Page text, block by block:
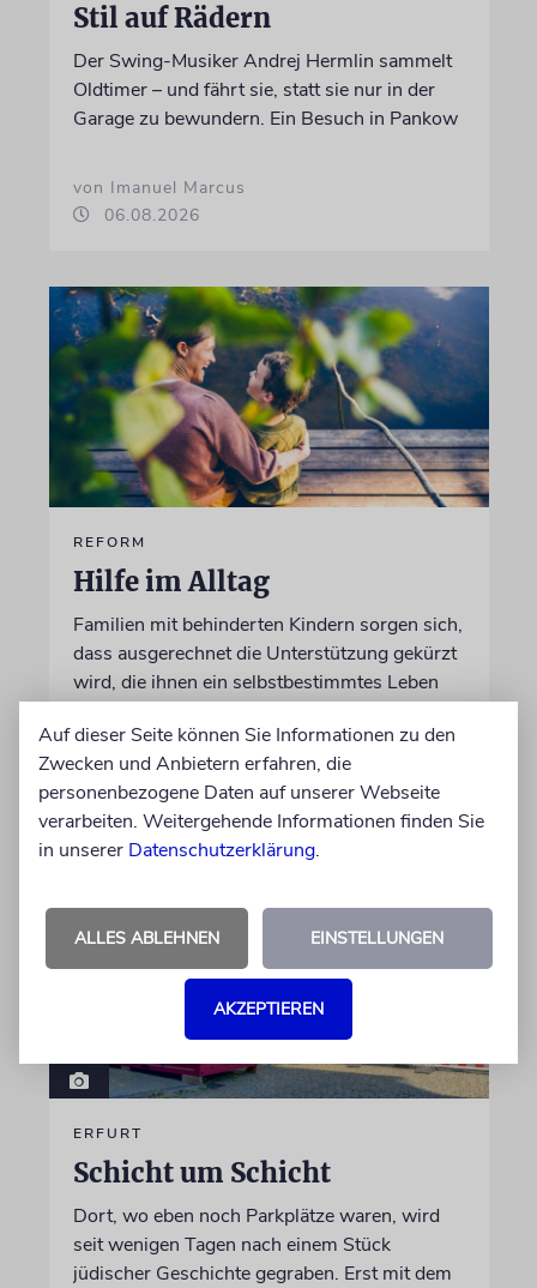
Stil auf Rädern
Der Swing-Musiker Andrej Hermlin sammelt
Oldtimer – und fährt sie, statt sie nur in der
Garage zu bewundern. Ein Besuch in Pankow
von Imanuel Marcus
06.08.2026
REFORM
Hilfe im Alltag
Familien mit behinderten Kindern sorgen sich,
dass ausgerechnet die Unterstützung gekürzt
wird, die ihnen ein selbstbestimmtes Leben
ermöglicht
05.08.2026
ERFURT
Schicht um Schicht
Dort, wo eben noch Parkplätze waren, wird
seit wenigen Tagen nach einem Stück
jüdischer Geschichte gegraben. Erst mit dem
Auf dieser Seite können Sie Informationen zu den
Zwecken und Anbietern erfahren, die
personenbezogene Daten auf unserer Webseite
verarbeiten. Weitergehende Informationen finden Sie
in unserer Datenschutzerklärung.
ALLES ABLEHNEN EINSTELLUNGEN
AKZEPTIEREN